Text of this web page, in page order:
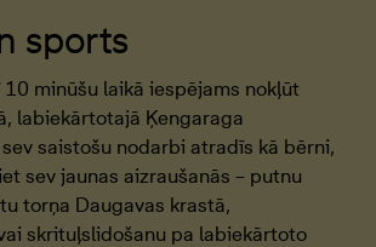
sports
minūšu laikā iespējams nokļūt
labiekārtotajā Ķengaraga
saistošu nodarbi atradīs kā bērni,
sev jaunas aizraušanās – putnu
torņa Daugavas krastā,
skrituļslidošanu pa labiekārtoto